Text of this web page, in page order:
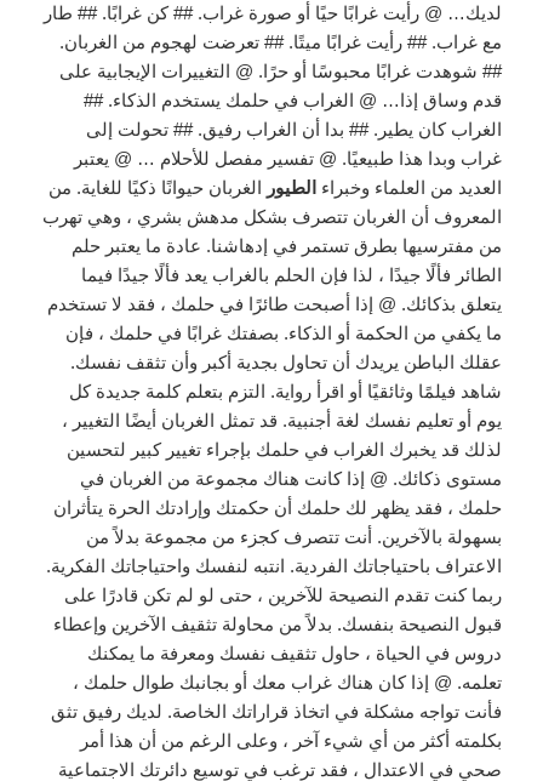
لديك… @ رأيت غرابًا حيًا أو صورة غراب. ## كن غرابًا. ## طار
مع غراب. ## رأيت غرابًا ميتًا. ## تعرضت لهجوم من الغربان.
## شوهدت غرابًا محبوسًا أو حرًا. @ التغييرات الإيجابية على
قدم وساق إذا… @ الغراب في حلمك يستخدم الذكاء. ##
الغراب كان يطير. ## بدا أن الغراب رفيق. ## تحولت إلى
غراب وبدا هذا طبيعيًا. @ تفسير مفصل للأحلام … @ يعتبر
العديد من العلماء وخبراء الطيور الغربان حيوانًا ذكيًا للغاية. من
المعروف أن الغربان تتصرف بشكل مدهش بشري ، وهي تهرب
من مفترسيها بطرق تستمر في إدهاشنا. عادة ما يعتبر حلم
الطائر فألًا جيدًا ، لذا فإن الحلم بالغراب يعد فألًا جيدًا فيما
يتعلق بذكائك. @ إذا أصبحت طائرًا في حلمك ، فقد لا تستخدم
ما يكفي من الحكمة أو الذكاء. بصفتك غرابًا في حلمك ، فإن
عقلك الباطن يريدك أن تحاول بجدية أكبر وأن تثقف نفسك.
شاهد فيلمًا وثائقيًا أو اقرأ رواية. التزم بتعلم كلمة جديدة كل
يوم أو تعليم نفسك لغة أجنبية. قد تمثل الغربان أيضًا التغيير ،
لذلك قد يخبرك الغراب في حلمك بإجراء تغيير كبير لتحسين
مستوى ذكائك. @ إذا كانت هناك مجموعة من الغربان في
حلمك ، فقد يظهر لك حلمك أن حكمتك وإرادتك الحرة يتأثران
بسهولة بالآخرين. أنت تتصرف كجزء من مجموعة بدلاً من
الاعتراف باحتياجاتك الفردية. انتبه لنفسك واحتياجاتك الفكرية.
ربما كنت تقدم النصيحة للآخرين ، حتى لو لم تكن قادرًا على
قبول النصيحة بنفسك. بدلاً من محاولة تثقيف الآخرين وإعطاء
دروس في الحياة ، حاول تثقيف نفسك ومعرفة ما يمكنك
تعلمه. @ إذا كان هناك غراب معك أو بجانبك طوال حلمك ،
فأنت تواجه مشكلة في اتخاذ قراراتك الخاصة. لديك رفيق تثق
بكلمته أكثر من أي شيء آخر ، وعلى الرغم من أن هذا أمر
صحي في الاعتدال ، فقد ترغب في توسيع دائرتك الاجتماعية